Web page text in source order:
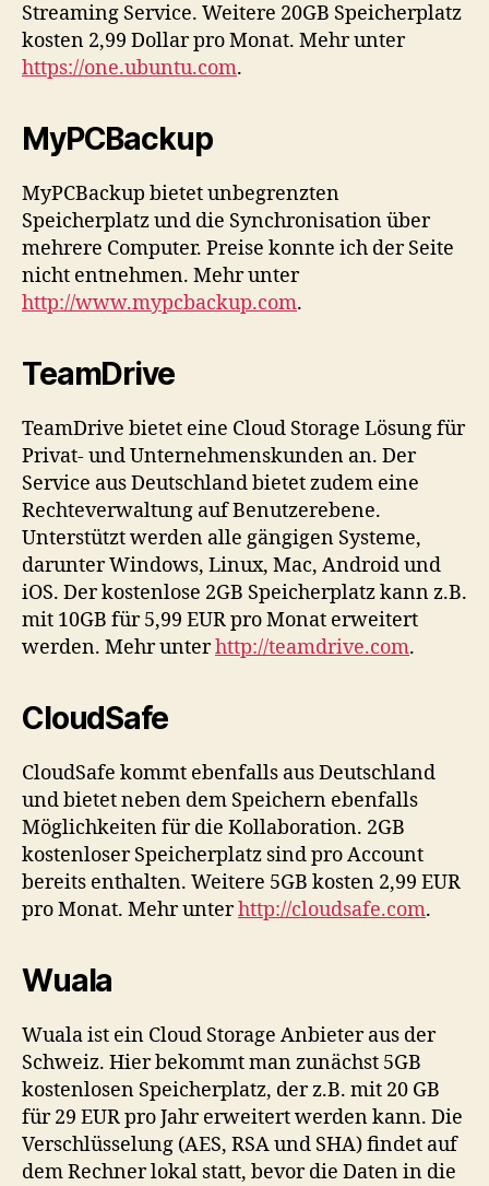
Streaming Service. Weitere 20GB Speicherplatz
kosten 2,99 Dollar pro Monat. Mehr unter
https://one.ubuntu.com.
MyPCBackup
MyPCBackup bietet unbegrenzten
Speicherplatz und die Synchronisation über
mehrere Computer. Preise konnte ich der Seite
nicht entnehmen. Mehr unter
http://www.mypcbackup.com.
TeamDrive
TeamDrive bietet eine Cloud Storage Lösung für
Privat- und Unternehmenskunden an. Der
Service aus Deutschland bietet zudem eine
Rechteverwaltung auf Benutzerebene.
Unterstützt werden alle gängigen Systeme,
darunter Windows, Linux, Mac, Android und
iOS. Der kostenlose 2GB Speicherplatz kann z.B.
mit 10GB für 5,99 EUR pro Monat erweitert
werden. Mehr unterhttp://teamdrive.com.
CloudSafe
CloudSafe kommt ebenfalls aus Deutschland
und bietet neben dem Speichern ebenfalls
Möglichkeiten für die Kollaboration. 2GB
kostenloser Speicherplatz sind pro Account
bereits enthalten. Weitere 5GB kosten 2,99 EUR
pro Monat. Mehr unterhttp://cloudsafe.com.
Wuala
Wuala ist ein Cloud Storage Anbieter aus der
Schweiz. Hier bekommt man zunächst 5GB
kostenlosen Speicherplatz, der z.B. mit 20 GB
für 29 EUR pro Jahr erweitert werden kann. Die
Verschlüsselung (AES, RSA und SHA) findet auf
dem Rechner lokal statt, bevor die Daten in die